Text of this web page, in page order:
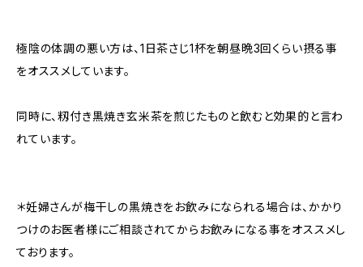
極陰の体調の悪い方は、1日茶さじ1杯を朝昼晩3回くらい摂る事
をオススメしています。
同時に、籾付き黒焼き玄米茶を煎じたものと飲むと効果的と言わ
れています。
＊妊婦さんが梅干しの黒焼きをお飲みになられる場合は、かかり
つけのお医者様にご相談されてからお飲みになる事をオススメし
ております。